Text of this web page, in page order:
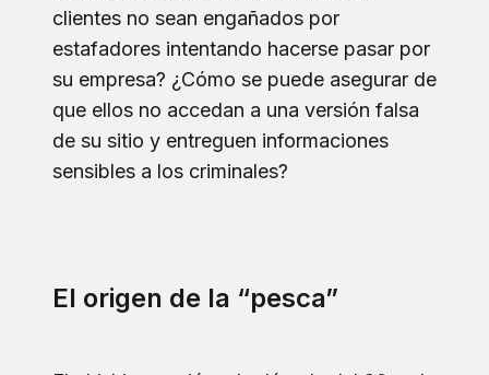
clientes no sean engañados por
estafadores intentando hacerse pasar por
su empresa? ¿Cómo se puede asegurar de
que ellos no accedan a una versión falsa
de su sitio y entreguen informaciones
sensibles a los criminales?
El origen de la “pesca”